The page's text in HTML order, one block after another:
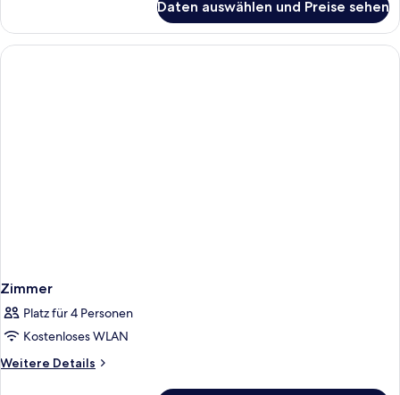
Queen
Beds,
Nonsmoking
Daten auswählen und Preise sehen
Zimmer
Platz für 4 Personen
Kostenloses WLAN
Weitere Details
Weitere